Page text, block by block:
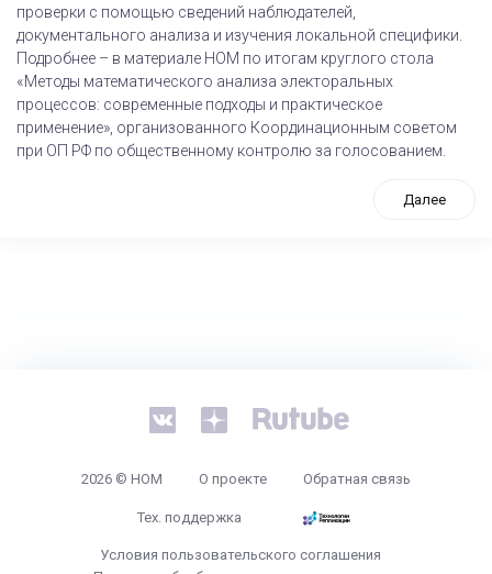
проверки с помощью сведений наблюдателей,
документального анализа и изучения локальной специфики.
Подробнее – в материале НОМ по итогам круглого стола
«Методы математического анализа электоральных
процессов: современные подходы и практическое
применение», организованного Координационным советом
при ОП РФ по общественному контролю за голосованием.
Далее
2026 © НОМ О проекте Обратная связь
Тех. поддержка
Условия пользовательского соглашения